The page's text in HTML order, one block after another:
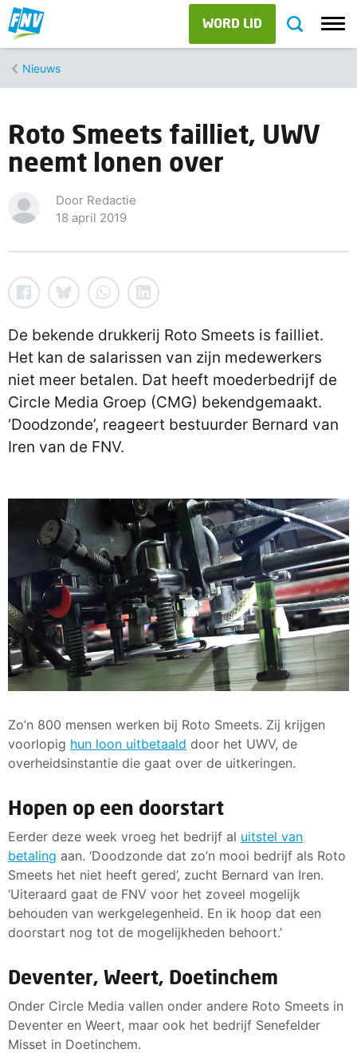
WORD LID
Nieuws
Roto Smeets failliet, UWV
neemt lonen over
Door Redactie
18 april 2019
De bekende drukkerij Roto Smeets is failliet.
Het kan de salarissen van zijn medewerkers
niet meer betalen. Dat heeft moederbedrijf de
Circle Media Groep (CMG) bekendgemaakt.
‘Doodzonde’, reageert bestuurder Bernard van
Iren van de FNV.
Zo’n 800 mensen werken bij Roto Smeets. Zij krijgen
voorlopig hun loon uitbetaald door het UWV, de
overheidsinstantie die gaat over de uitkeringen.
Hopen op een doorstart
Eerder deze week vroeg het bedrijf al uitstel van
betaling aan. ‘Doodzonde dat zo’n mooi bedrijf als Roto
Smeets het niet heeft gered’, zucht Bernard van Iren.
‘Uiteraard gaat de FNV voor het zoveel mogelijk
behouden van werkgelegenheid. En ik hoop dat een
doorstart nog tot de mogelijkheden behoort.’
Deventer, Weert, Doetinchem
Onder Circle Media vallen onder andere Roto Smeets in
Deventer en Weert, maar ook het bedrijf Senefelder
Misset in Doetinchem.